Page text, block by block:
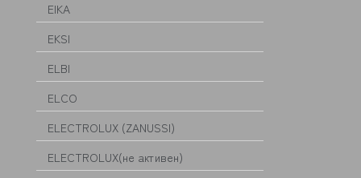
EIKA
EKSI
ELBI
ELCO
ELECTROLUX (ZANUSSI)
ELECTROLUX(не активен)